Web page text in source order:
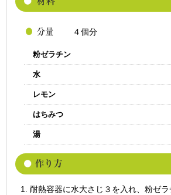
４個分
粉ゼラチン
水
レモン
はちみつ
湯
耐熱容器に水大さじ３を入れ、粉ゼ